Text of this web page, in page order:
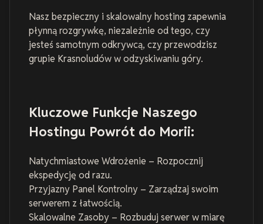
Nasz bezpieczny i skalowalny hosting zapewnia
płynną rozgrywkę, niezależnie od tego, czy
jesteś samotnym odkrywcą, czy przewodzisz
grupie Krasnoludów w odzyskiwaniu góry.
Kluczowe Funkcje Naszego
Hostingu Powrót do Morii:
Natychmiastowe Wdrożenie – Rozpocznij
ekspedycję od razu.
Przyjazny Panel Kontrolny – Zarządzaj swoim
serwerem z łatwością.
Skalowalne Zasoby – Rozbuduj serwer w miarę